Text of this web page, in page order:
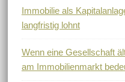
Immobilie als
langfristig lohnt
Wenn eine Gesellschaft
am Immobilienmarkt